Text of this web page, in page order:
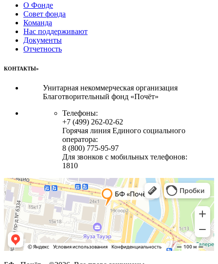
О Фонде
Совет фонда
Команда
Нас поддерживают
Документы
Отчетность
КОНТАКТЫ»
Унитарная некоммерческая организация
Благотворительный фонд «Почёт»
Телефоны:
+7 (499) 262-02-62
Горячая линия Единого социального
оператора:
8 (800) 775-95-97
Для звонков с мобильных телефонов:
1810